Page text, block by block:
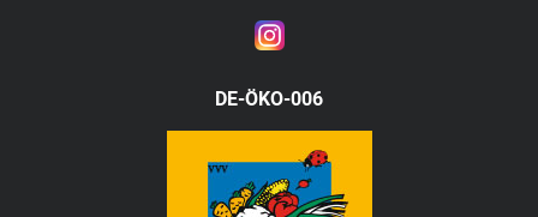
DE-ÖKO-006